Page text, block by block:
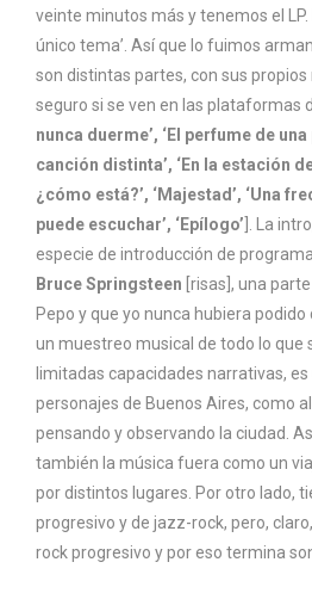
veinte minutos más y tenemos el
único tema’. Así que lo fuimos
son distintas partes, con sus
seguro si se ven en las plataformas
nunca duerme’, ‘El perfume de
canción distinta’, ‘En la estación
¿cómo está?’, ‘Majestad’, ‘Una
puede escuchar’, ‘Epílogo’]. La
especie de introducción de
Bruce Springsteen [risas], una
Pepo y que yo nunca hubiera
un muestreo musical de todo lo que
limitadas capacidades narrativas,
personajes de Buenos Aires, como
pensando y observando la ciudad.
también la música fuera como un
por distintos lugares. Por otro lado,
progresivo y de jazz-rock, pero,
rock progresivo y por eso termina